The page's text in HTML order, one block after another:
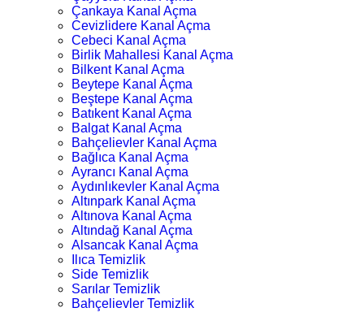
Çankaya Kanal Açma
Cevizlidere Kanal Açma
Cebeci Kanal Açma
Birlik Mahallesi Kanal Açma
Bilkent Kanal Açma
Beytepe Kanal Açma
Beştepe Kanal Açma
Batıkent Kanal Açma
Balgat Kanal Açma
Bahçelievler Kanal Açma
Bağlıca Kanal Açma
Ayrancı Kanal Açma
Aydınlıkevler Kanal Açma
Altınpark Kanal Açma
Altınova Kanal Açma
Altındağ Kanal Açma
Alsancak Kanal Açma
Ilıca Temizlik
Side Temizlik
Sarılar Temizlik
Bahçelievler Temizlik